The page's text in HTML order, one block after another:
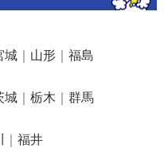
城｜ 山形｜ 福島
城｜ 栃木 ｜ 群馬
｜ 福井